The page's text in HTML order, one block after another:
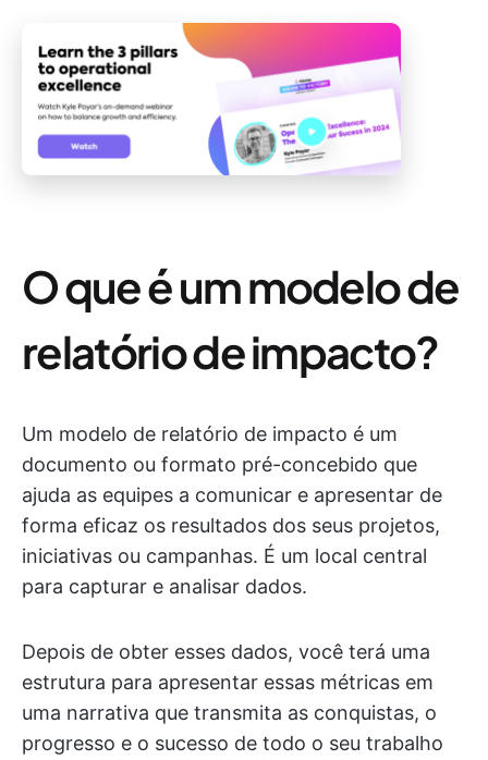
O que é um modelo de
relatório de impacto?
Um modelo de relatório de impacto é um
documento ou formato pré-concebido que
ajuda as equipes a comunicar e apresentar de
forma eficaz os resultados dos seus projetos,
iniciativas ou campanhas. É um local central
para capturar e analisar dados.
Depois de obter esses dados, você terá uma
estrutura para apresentar essas métricas em
uma narrativa que transmita as conquistas, o
progresso e o sucesso de todo o seu trabalho